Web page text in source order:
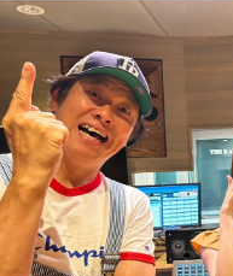
お知らせ
イベント・グッズ
YouTube
会社情報